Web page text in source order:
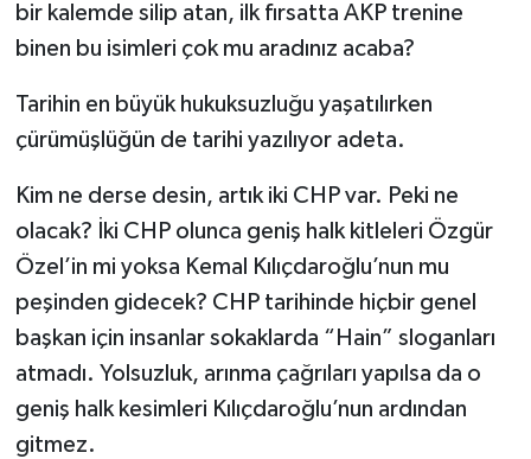
bir kalemde silip atan, ilk fırsatta AKP trenine
binen bu isimleri çok mu aradınız acaba?
Tarihin en büyük hukuksuzluğu yaşatılırken
çürümüşlüğün de tarihi yazılıyor adeta.
Kim ne derse desin, artık iki CHP var. Peki ne
olacak? İki CHP olunca geniş halk kitleleri Özgür
Özel’in mi yoksa Kemal Kılıçdaroğlu’nun mu
peşinden gidecek? CHP tarihinde hiçbir genel
başkan için insanlar sokaklarda “Hain” sloganları
atmadı. Yolsuzluk, arınma çağrıları yapılsa da o
geniş halk kesimleri Kılıçdaroğlu’nun ardından
gitmez.